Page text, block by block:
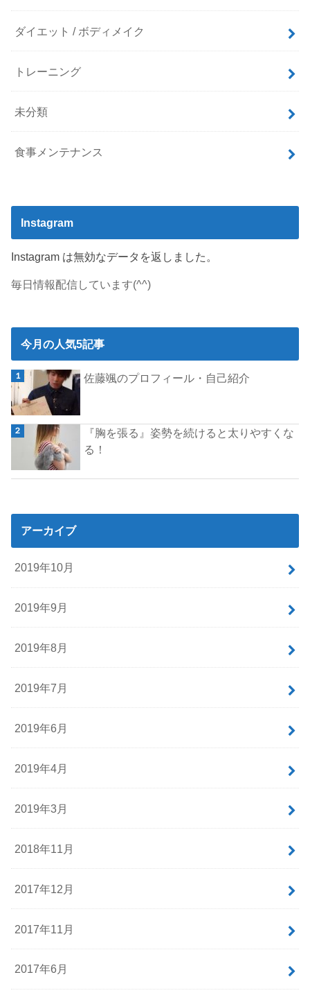
ダイエット / ボディメイク
トレーニング
未分類
食事メンテナンス
Instagram
Instagram は無効なデータを返しました。
毎日情報配信しています(^^)
今月の人気5記事
佐藤颯のプロフィール・自己紹介
『胸を張る』姿勢を続けると太りやすくな
る！
アーカイブ
2019年10月
2019年9月
2019年8月
2019年7月
2019年6月
2019年4月
2019年3月
2018年11月
2017年12月
2017年11月
2017年6月